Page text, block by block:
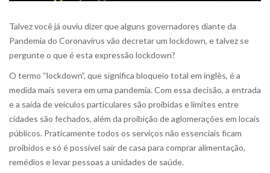
Talvez você já ouviu dizer que alguns governadores diante da
Pandemia do Coronavírus vão decretar um lockdown, e talvez se
pergunte o que é esta expressão lockdown?
O termo “lockdown”, que significa bloqueio total em inglês, é a
medida mais severa em uma pandemia. Com essa decisão, a entrada
e a saída de veículos particulares são proibidas e limites entre
cidades são fechados, além da proibição de aglomerações em locais
públicos. Praticamente todos os serviços não essenciais ficam
proibidos e só é possível sair de casa para comprar alimentação,
remédios e levar pessoas a unidades de saúde.